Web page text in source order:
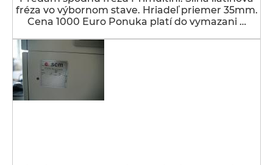
fréza vo výbornom stave. Hriadeľ priemer 35mm.
Cena 1000 Euro Ponuka platí do vymazani …